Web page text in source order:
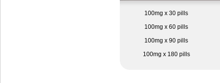
100mg x 30 pills
100mg x 60 pills
100mg x 90 pills
100mg x 180 pills